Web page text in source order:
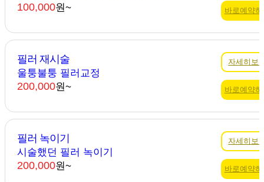
100,000원~ 바로예약
필러 재시술
울퉁불퉁 필러교정
자세히보
200,000원~ 바로예약
필러 녹이기
시술했던 필러 녹이기
자세히보
200,000원~ 바로예약